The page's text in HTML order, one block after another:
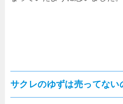
サクレのゆずは売ってない